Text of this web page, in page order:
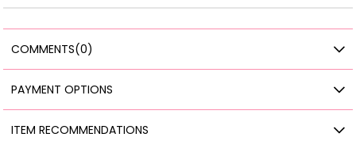
COMMENTS(0)
PAYMENT OPTIONS
ITEM RECOMMENDATIONS